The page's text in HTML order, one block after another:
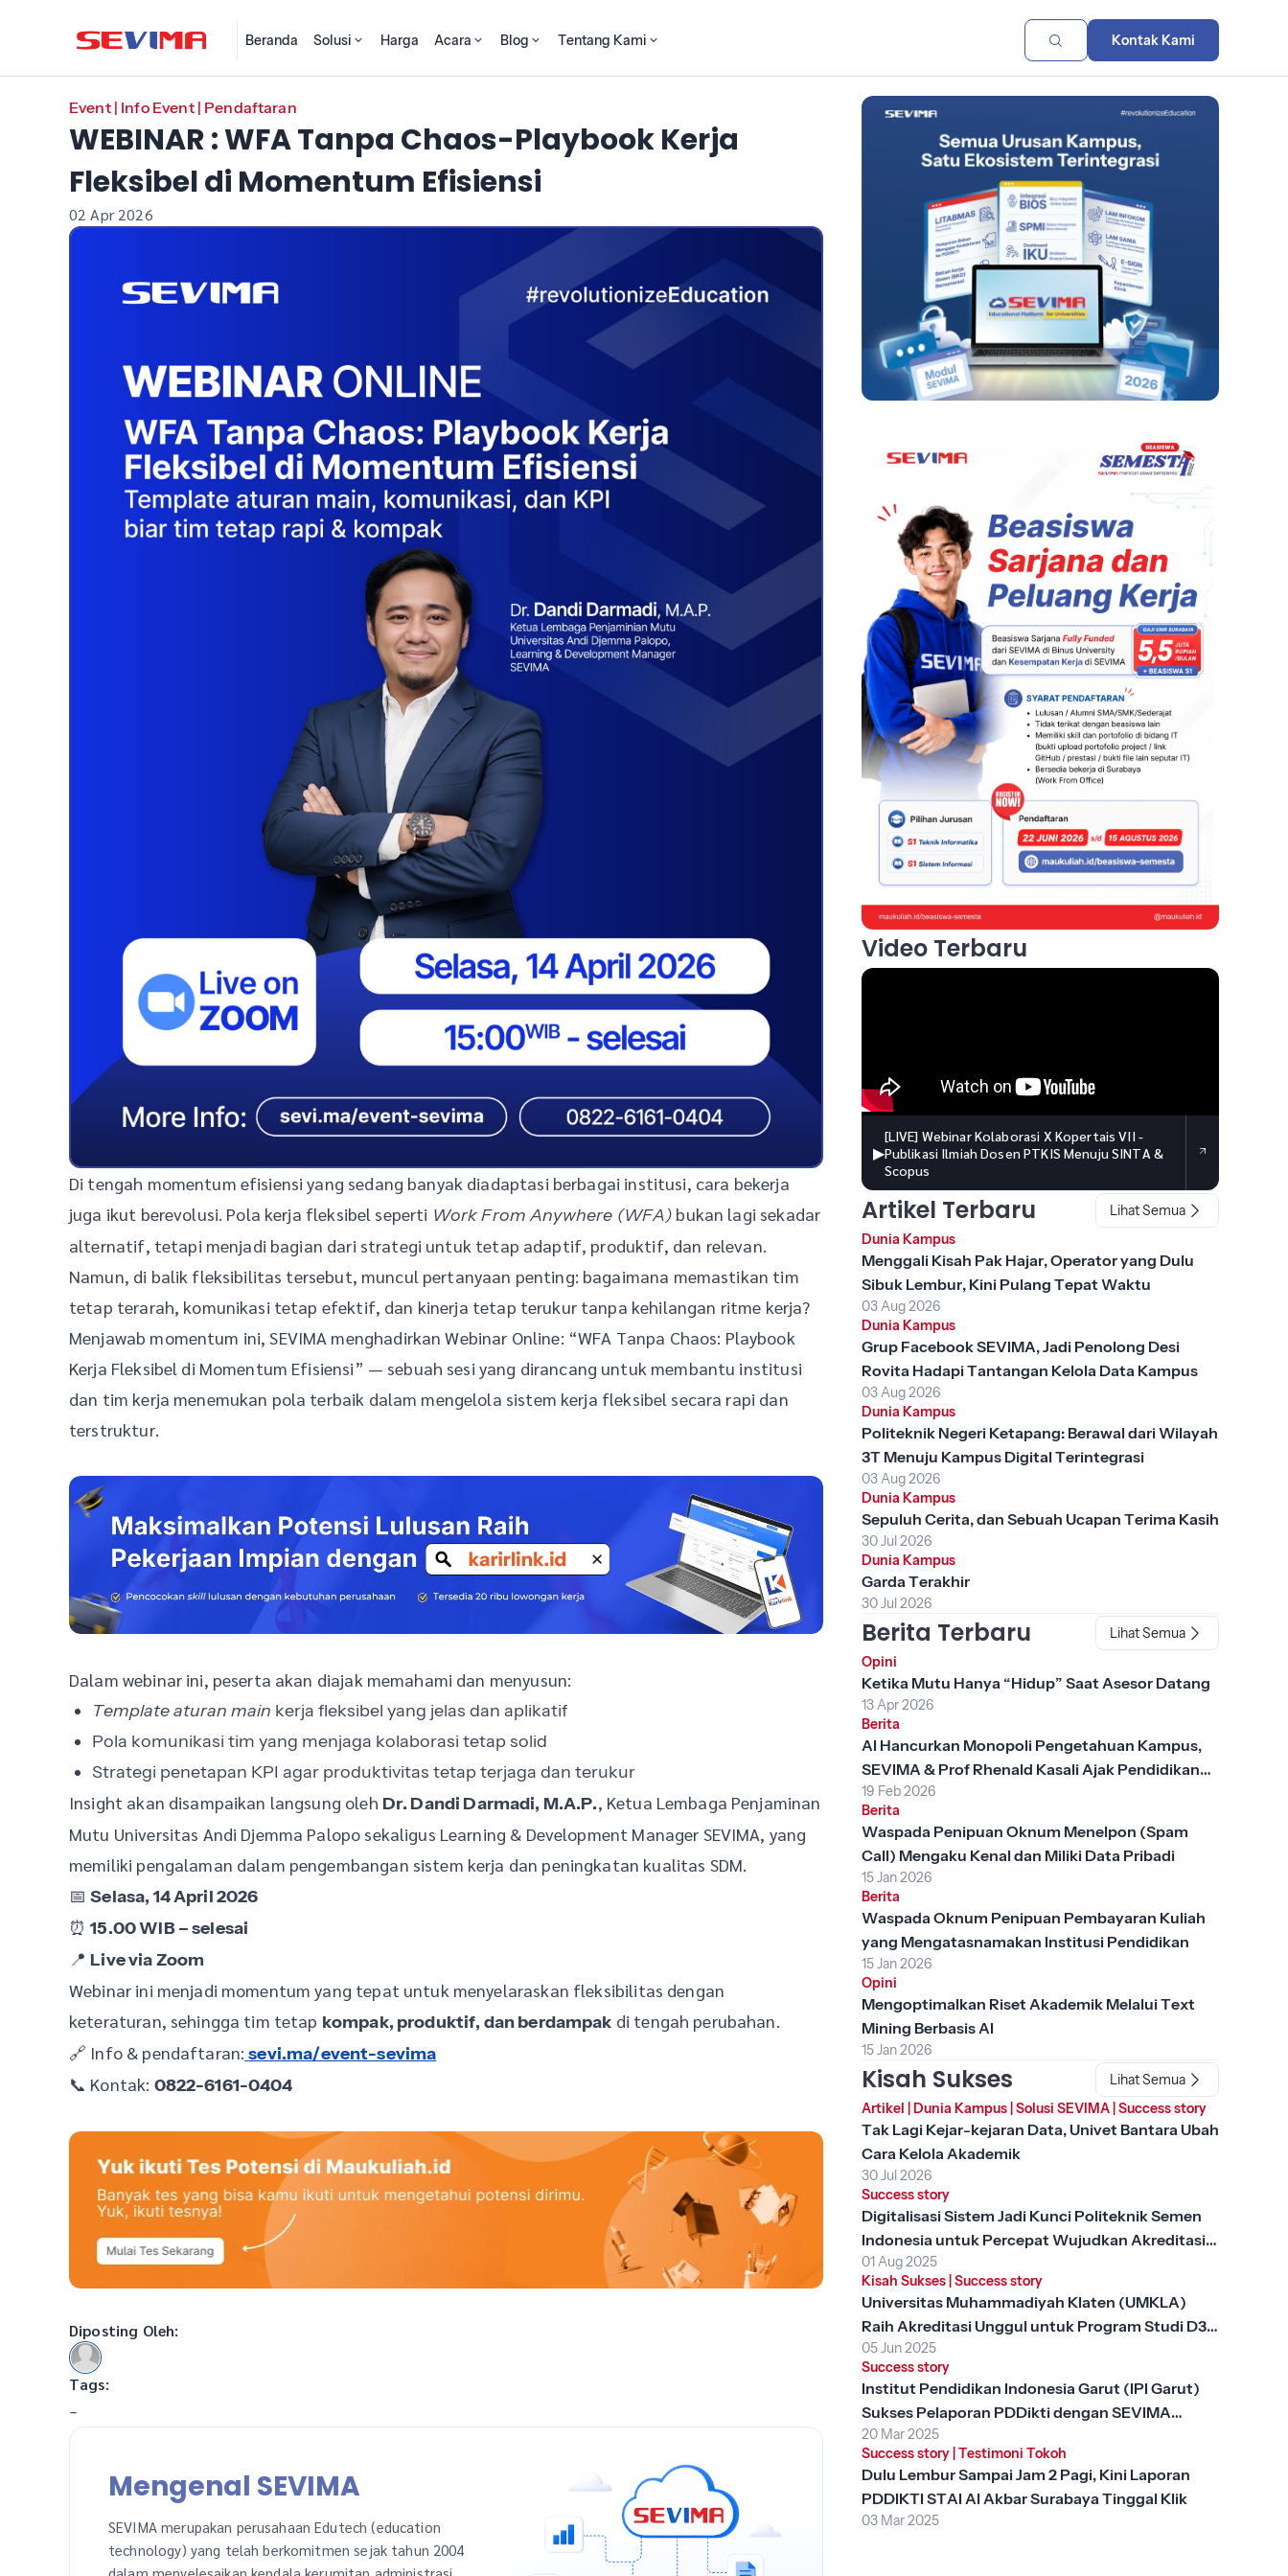
Beranda Solusi Harga Acara Blog Tentang Kami Kontak Kami
Event| Info Event| Pendaftaran
WEBINAR : WFA Tanpa Chaos-Playbook Kerja
Fleksibel di Momentum Efisiensi
02 Apr 2026
Di tengah momentum efisiensi yang sedang banyak diadaptasi berbagai institusi, cara bekerja
juga ikut berevolusi. Pola kerja fleksibel seperti Work From Anywhere (WFA) bukan lagi sekadar
alternatif, tetapi menjadi bagian dari strategi untuk tetap adaptif, produktif, dan relevan.
Namun, di balik fleksibilitas tersebut, muncul pertanyaan penting: bagaimana memastikan tim
tetap terarah, komunikasi tetap efektif, dan kinerja tetap terukur tanpa kehilangan ritme kerja?
Menjawab momentum ini, SEVIMA menghadirkan Webinar Online: “WFA Tanpa Chaos: Playbook
Kerja Fleksibel di Momentum Efisiensi” — sebuah sesi yang dirancang untuk membantu institusi
dan tim kerja menemukan pola terbaik dalam mengelola sistem kerja fleksibel secara rapi dan
terstruktur.
Dalam webinar ini, peserta akan diajak memahami dan menyusun:
Template aturan main kerja fleksibel yang jelas dan aplikatif
Pola komunikasi tim yang menjaga kolaborasi tetap solid
Strategi penetapan KPI agar produktivitas tetap terjaga dan terukur
Insight akan disampaikan langsung oleh Dr. Dandi Darmadi, M.A.P. , Ketua Lembaga Penjaminan
Mutu Universitas Andi Djemma Palopo sekaligus Learning & Development Manager SEVIMA, yang
memiliki pengalaman dalam pengembangan sistem kerja dan peningkatan kualitas SDM.
📅Selasa, 14 April 2026
⏰15.00 WIB – selesai
📍 Live via Zoom
Webinar ini menjadi momentum yang tepat untuk menyelaraskan fleksibilitas dengan
keteraturan, sehingga tim tetap kompak, produktif, dan berdampak di tengah perubahan.
🔗 Info & pendaftaran: sevi.ma/event-sevima
📞 Kontak: 0822-6161-0404
Diposting Oleh:
Tags:
-
Mengenal SEVIMA
SEVIMA merupakan perusahaan Edutech (education
technology) yang telah berkomitmen sejak tahun 2004
dalam menyelesaikan kendala kerumitan administrasi
Video Terbaru
▶
[LIVE] Webinar Kolaborasi X Kopertais VII -
Publikasi Ilmiah Dosen PTKIS Menuju SINTA &
Scopus
Artikel Terbaru
Lihat Semua
Dunia Kampus
Menggali Kisah Pak Hajar, Operator yang Dulu
Sibuk Lembur, Kini Pulang Tepat Waktu
03 Aug 2026
Dunia Kampus
Grup Facebook SEVIMA, Jadi Penolong Desi
Rovita Hadapi Tantangan Kelola Data Kampus
03 Aug 2026
Dunia Kampus
Politeknik Negeri Ketapang: Berawal dari Wilayah
3T Menuju Kampus Digital Terintegrasi
03 Aug 2026
Dunia Kampus
Sepuluh Cerita, dan Sebuah Ucapan Terima Kasih
30 Jul 2026
Dunia Kampus
Garda Terakhir
30 Jul 2026
Berita Terbaru
Lihat Semua
Opini
Ketika Mutu Hanya “Hidup” Saat Asesor Datang
13 Apr 2026
Berita
AI Hancurkan Monopoli Pengetahuan Kampus,
SEVIMA & Prof Rhenald Kasali Ajak Pendidikan
Tinggi Berubah
19 Feb 2026
Berita
Waspada Penipuan Oknum Menelpon (Spam
Call) Mengaku Kenal dan Miliki Data Pribadi
15 Jan 2026
Berita
Waspada Oknum Penipuan Pembayaran Kuliah
yang Mengatasnamakan Institusi Pendidikan
15 Jan 2026
Opini
Mengoptimalkan Riset Akademik Melalui Text
Mining Berbasis AI
15 Jan 2026
Kisah Sukses
Lihat Semua
Artikel Dunia Kampus| Solusi SEVIMA| Success story
Tak Lagi Kejar-kejaran Data, Univet Bantara Ubah
Cara Kelola Akademik
30 Jul 2026
Success story
Digitalisasi Sistem Jadi Kunci Politeknik Semen
Indonesia untuk Percepat Wujudkan Akreditasi
Unggul
01 Aug 2025
Kisah Sukses| Success story
Universitas Muhammadiyah Klaten (UMKLA)
Raih Akreditasi Unggul untuk Program Studi D3
Keperawatan dengan SEVIMA Platform
05 Jun 2025
Success story
Institut Pendidikan Indonesia Garut (IPI Garut)
Sukses Pelaporan PDDikti dengan SEVIMA
Platform
20 Mar 2025
Success story| Testimoni Tokoh
Dulu Lembur Sampai Jam 2 Pagi, Kini Laporan
PDDIKTI STAI Al Akbar Surabaya Tinggal Klik
03 Mar 2025